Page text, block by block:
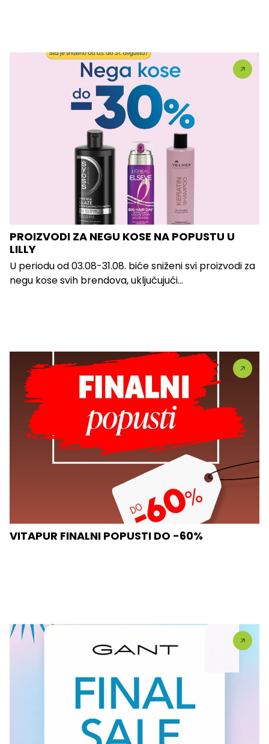
PROIZVODI ZA NEGU KOSE NA POPUSTU U
LILLY
U periodu od 03.08-31.08. biće sniženi svi proizvodi za
negu kose svih brendova, uključujući...
VITAPUR FINALNI POPUSTI DO -60%